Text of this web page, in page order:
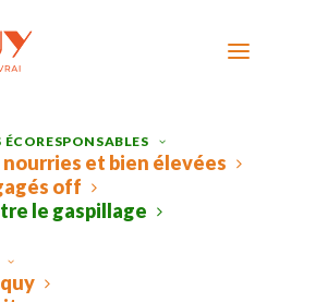
nourries et bien élevées
off
le gaspillage